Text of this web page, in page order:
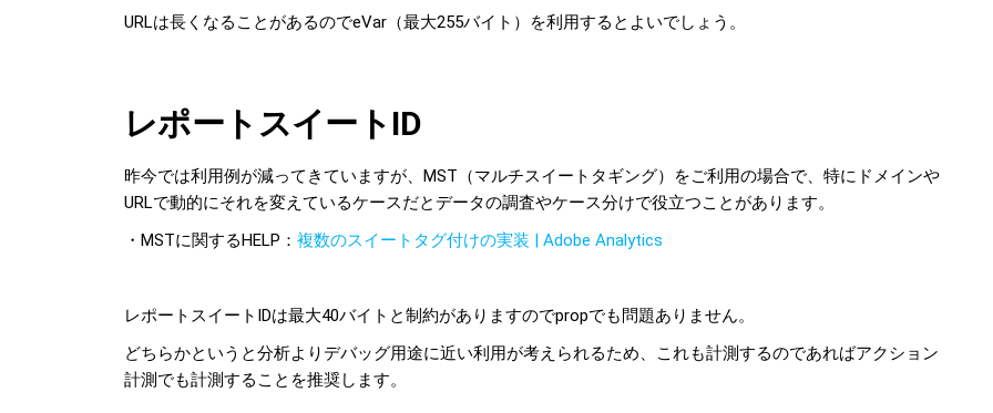
URLは長くなることがあるのでeVar（最大255バイト）を利用するとよいでしょう。
レポートスイートID
昨今では利用例が減ってきていますが、MST（マルチスイートタギング）をご利用の場合で、特にドメインや
URLで動的にそれを変えているケースだとデータの調査やケース分けで役立つことがあります。
・MSTに関するHELP： 複数のスイートタグ付けの実装 | Adobe Analytics
レポートスイートIDは最大40バイトと制約がありますのでpropでも問題ありません。
どちらかというと分析よりデバッグ用途に近い利用が考えられるため、これも計測するのであればアクション
計測でも計測することを推奨します。